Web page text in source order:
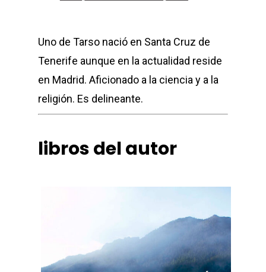
Uno de Tarso nació en Santa Cruz de
Tenerife aunque en la actualidad reside
en Madrid. Aficionado a la ciencia y a la
religión. Es delineante.
libros del autor